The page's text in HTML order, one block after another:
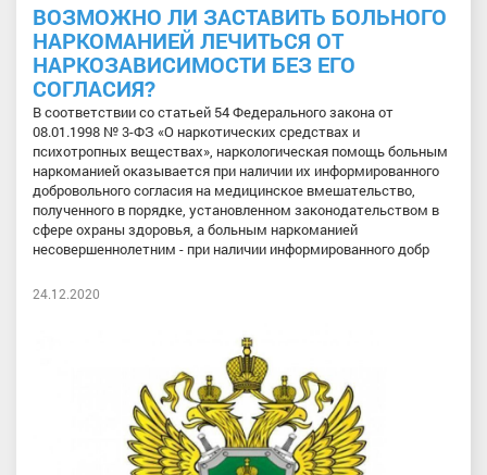
ВОЗМОЖНО ЛИ ЗАСТАВИТЬ БОЛЬНОГО
НАРКОМАНИЕЙ ЛЕЧИТЬСЯ ОТ
НАРКОЗАВИСИМОСТИ БЕЗ ЕГО
СОГЛАСИЯ?
В соответствии со статьей 54 Федерального закона от
08.01.1998 № 3-ФЗ «О наркотических средствах и
психотропных веществах», наркологическая помощь больным
наркоманией оказывается при наличии их информированного
добровольного согласия на медицинское вмешательство,
полученного в порядке, установленном законодательством в
сфере охраны здоровья, а больным наркоманией
несовершеннолетним - при наличии информированного добр
24.12.2020